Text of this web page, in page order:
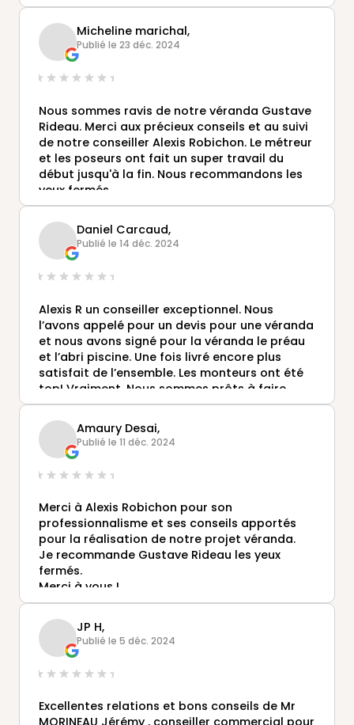
Micheline marichal,
Publié le 23 déc. 2024
Nous sommes ravis de notre véranda Gustave
Rideau. Merci aux précieux conseils et au suivi
de notre conseiller Alexis Robichon. Le métreur
et les poseurs ont fait un super travail du
début jusqu'à la fin. Nous recommandons les
yeux fermés.
Daniel Carcaud,
Publié le 14 déc. 2024
Alexis R un conseiller exceptionnel. Nous
l’avons appelé pour un devis pour une véranda
et nous avons signé pour la véranda le préau
et l’abri piscine. Une fois livré encore plus
satisfait de l’ensemble. Les monteurs ont été
top! Vraiment. Nous sommes prêts à faire
visiter pour vous convaincre d’acheter
Gustave Rideau
Amaury Desai,
Publié le 11 déc. 2024
Merci à Alexis Robichon pour son
professionnalisme et ses conseils apportés
pour la réalisation de notre projet véranda.
Je recommande Gustave Rideau les yeux
fermés.
Merci à vous !
JP H,
Publié le 5 déc. 2024
Excellentes relations et bons conseils de Mr